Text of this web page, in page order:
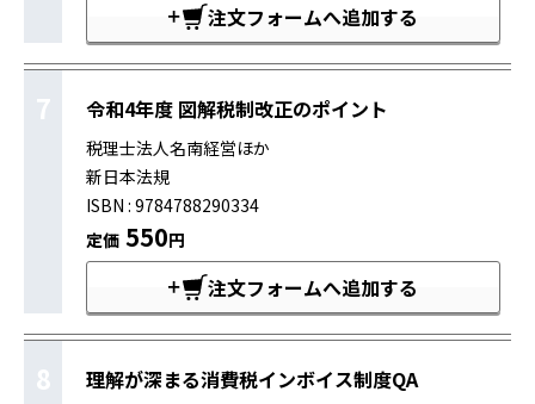
注文フォームへ追加する
7 令和4年度 図解税制改正のポイント
税理士法人名南経営ほか
新日本法規
ISBN : 9784788290334
定価 550円
注文フォームへ追加する
8 理解が深まる消費税インボイス制度QA